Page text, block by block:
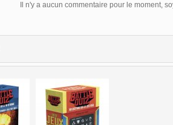
Il n'y a aucun commentaire pour le moment,